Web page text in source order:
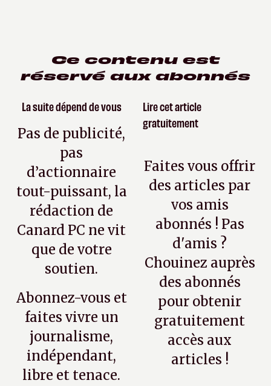
Ce contenu est
réservé aux abonnés
La suite dépend de vous
Pas de publicité,
pas
d’actionnaire
tout-puissant, la
rédaction de
Canard PC ne vit
que de votre
soutien.
Abonnez-vous et
faites vivre un
journalisme,
indépendant,
libre et tenace.
Lire cet article
gratuitement
Faites vous offrir
des articles par
vos amis
abonnés ! Pas
d'amis ?
Chouinez auprès
des abonnés
pour obtenir
gratuitement
accès aux
articles !